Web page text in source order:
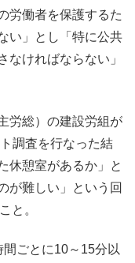
労働者を保護するた
い」とし「特に公共
なければならない」
労総）の建設労組が
調査を行なった結
休憩室があるか」と
が難しい」という回
と。
ごとに10～15分以